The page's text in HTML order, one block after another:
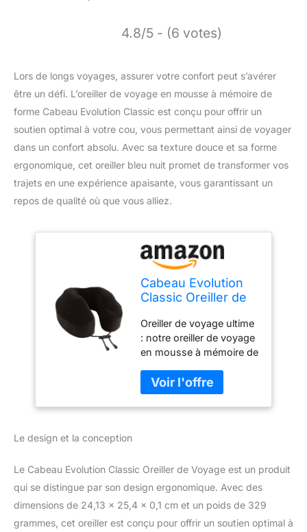
4.8/5 - (6 votes)
Lors de longs voyages, assurer votre confort peut s’avérer
être un défi. L’oreiller de voyage en mousse à mémoire de
forme Cabeau Evolution Classic est conçu pour offrir un
soutien optimal à votre cou, vous permettant ainsi de voyager
dans un confort absolu. Avec sa texture douce et sa forme
ergonomique, cet oreiller bleu nuit promet de transformer vos
trajets en une expérience apaisante, vous garantissant un
repos de qualité où que vous alliez.
Cabeau Evolution
Classic Oreiller de
à mémoire de
Forme Bleu Nuit
Oreiller de voyage ultime
: notre oreiller de voyage
en mousse à mémoire de
voiture idéal pour les
voyages en voiture ou le
parfait coussin de nuque
votre kit de voyage avec
cet oreiller de soutien de
qualité supérieure pour
éviter les douleurs
cervicales. Certifié B
Le design et la conception
Le Cabeau Evolution Classic Oreiller de Voyage est un produit
qui se distingue par son design ergonomique. Avec des
dimensions de 24,13 x 25,4 x 0,1 cm et un poids de 329
grammes, cet oreiller est conçu pour offrir un soutien optimal à